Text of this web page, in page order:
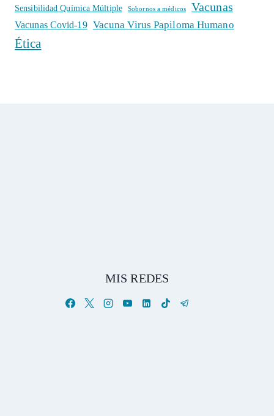
Sensibilidad Química Múltiple Sobornos a médicos Vacunas
Vacunas Covid-19 Vacuna Virus Papiloma Humano
Ética
MIS REDES